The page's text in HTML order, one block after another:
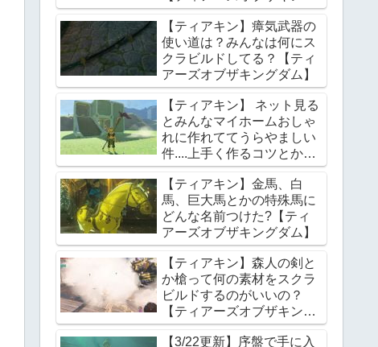
ダム】
【ティアキン】瘴気武器の
使い道は？みんなは何にス
クラビルドしてる？【ティ
アーズオブザキングダム】
【ティアキン】 ネット見る
とみんなマイホームおしゃ
れに作れててうらやましい
件....上手く作るコツとかあ
る？【ティアーズオブザキ
ングダム】
【ティアキン】金馬、白
馬、巨大馬とかの特殊馬に
どんな名前つけた?【ティ
アーズオブザキングダム】
【ティアキン】森人の剣と
か槍って何の素材をスクラ
ビルドするのがいいの？
【ティアーズオブザキング
ダム】
【3/22更新】序盤で手に入